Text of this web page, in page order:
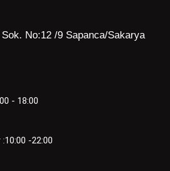
No:12 /9 Sapanca/Sakarya
- 18:00
-22:00